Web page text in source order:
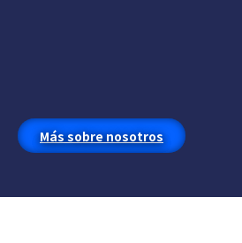
Más sobre nosotros